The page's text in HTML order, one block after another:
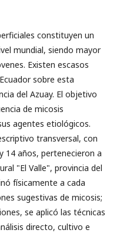
constituyen un
mundial, siendo mayor
Existen escasos
sobre esta
del Azuay. El objetivo
de micosis
agentes etiológicos.
transversal, con
14 años, pertenecieron a
"El Valle", provincia del
físicamente a cada
sugestivas de micosis;
se aplicó las técnicas
directo, cultivo e